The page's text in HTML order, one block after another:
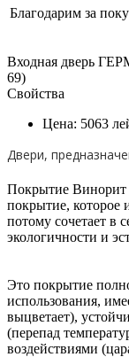
Благодарим за
Входная дверь
69)
Свойства
Цена: 5063
Двери,
Покрытие Винорит
покрытие, которое
потому сочетает в
экологичности и
Это покрытие
использования,
выцветает),
(перепад
воздействиями